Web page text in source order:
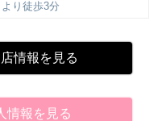
り徒歩3分
情報を見る
情報を見る